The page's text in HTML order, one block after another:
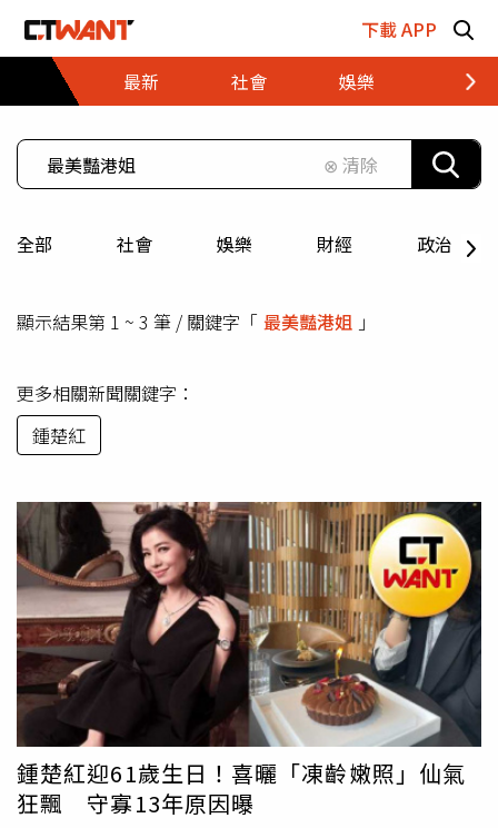
下載 APP
最新
社會 娛樂 財經
⊗ 清除
全部 社會 娛樂 財經 政治
顯示結果第 1 ~ 3 筆 / 關鍵字「 最美豔港姐 」
更多相關新聞關鍵字：
鍾楚紅
鍾楚紅迎61歲生日！喜曬「凍齡嫩照」仙氣
狂飄 守寡13年原因曝